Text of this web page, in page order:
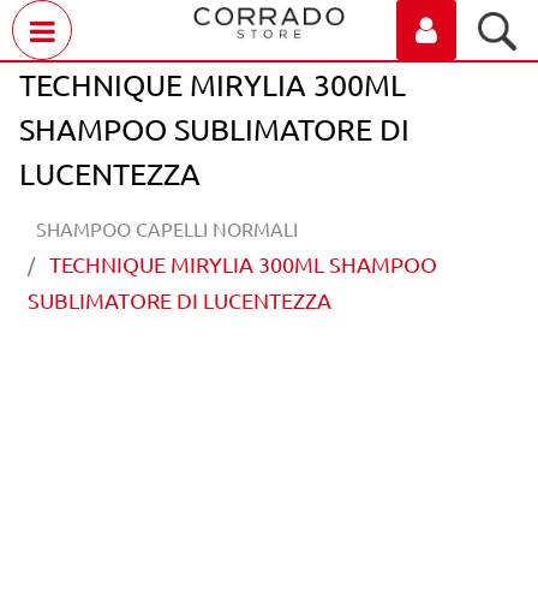
TECHNIQUE MIRYLIA 300ML
SHAMPOO SUBLIMATORE DI
LUCENTEZZA
SHAMPOO CAPELLI NORMALI
TECHNIQUE MIRYLIA 300ML SHAMPOO
SUBLIMATORE DI LUCENTEZZA